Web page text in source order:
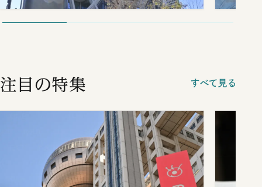
注目の特集 すべて見る